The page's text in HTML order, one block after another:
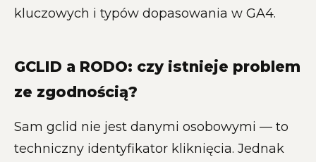
kluczowych i typów dopasowania w GA4.
GCLID a RODO: czy istnieje problem
ze zgodnością?
Sam gclid nie jest danymi osobowymi — to
techniczny identyfikator kliknięcia. Jednak